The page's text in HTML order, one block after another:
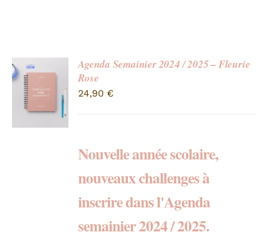
Agenda Semainier 2024 / 2025 – Fleurie
Rose
24,90 €
Nouvelle année scolaire,
nouveaux challenges à
inscrire dans l'Agenda
semainier 2024 / 2025.